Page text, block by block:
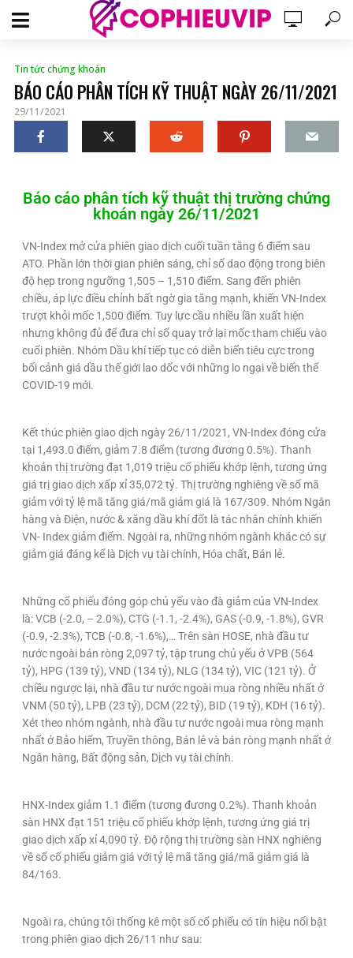
Tin tức chứng khoán
BÁO CÁO PHÂN TÍCH KỸ THUẬT NGÀY 26/11/2021
29/11/2021
Báo cáo phân tích kỹ thuật thị trường chứng
khoán ngày 26/11/2021
VN-Index mở cửa phiên giao dịch cuối tuần tăng 6 điểm sau
ATO. Phần lớn thời gian phiên sáng, chỉ số dao động trong biên
độ hẹp trong ngưỡng 1,505 – 1,510 điểm. Sang đến phiên
chiều, áp lực điều chỉnh bất ngờ gia tăng mạnh, khiến VN-Index
trượt khỏi mốc 1,500 điểm. Tuy lực cầu nhiều lần xuất hiện
nhưng không đủ để đưa chỉ số quay trở lại mốc tham chiếu vào
cuối phiên. Nhóm Dầu khí tiếp tục có diễn biến tiêu cực trong
bối cảnh giá dầu thế giới lao dốc với những lo ngại về biến thể
COVID-19 mới.
Kết thúc phiên giao dịch ngày 26/11/2021, VN-Index đóng cửa
tại 1,493.0 điểm, giảm 7.8 điểm (tương đương 0.5%). Thanh
khoản thị trường đạt 1,019 triệu cổ phiếu khớp lệnh, tương ứng
giá trị giao dịch xấp xỉ 35,072 tỷ. Thị trường nghiêng về số mã
giảm với tỷ lệ mã tăng giá/mã giảm giá là 167/309. Nhóm Ngân
hàng và Điện, nước & xăng dầu khí đốt là tác nhân chính khiến
VN- Index giảm điểm. Ngoài ra, những nhóm ngành khác có sự
giảm giá đáng kể là Dịch vụ tài chính, Hóa chất, Bán lẻ.
Những cổ phiếu đóng góp chủ yếu vào đà giảm của VN-Index
là: VCB (-2.0, – 2.0%), CTG (-1.1, -2.4%), GAS (-0.9, -1.8%), GVR
(-0.9, -2.3%), TCB (-0.8, -1.6%),… Trên sàn HOSE, nhà đầu tư
nước ngoài bán ròng 2,097 tỷ, tập trung chủ yếu ở VPB (564
tỷ), HPG (139 tỷ), VND (134 tỷ), NLG (134 tỷ), VIC (121 tỷ). Ở
chiều ngược lại, nhà đầu tư nước ngoài mua ròng nhiều nhất ở
VNM (50 tỷ), LPB (23 tỷ), DCM (22 tỷ), BID (19 tỷ), KDH (16 tỷ).
Xét theo nhóm ngành, nhà đầu tư nước ngoài mua ròng mạnh
nhất ở Bảo hiểm, Truyền thông, Bán lẻ và bán ròng mạnh nhất ở
Ngân hàng, Bất động sản, Dịch vụ tài chính.
HNX-Index giảm 1.1 điểm (tương đương 0.2%). Thanh khoản
sàn HNX đạt 151 triệu cổ phiếu khớp lệnh, tương ứng giá trị
giao dịch xấp xỉ 4,090 tỷ. Độ rộng thị trường sàn HNX nghiêng
về số cổ phiếu giảm giá với tỷ lệ mã tăng giá/mã giảm giá là
84/163.
Ngoài ra, chúng tôi thống kê một số cổ phiếu có tín hiệu nổi bật
trong phiên giao dịch 26/11 như sau: